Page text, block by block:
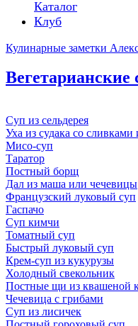
Каталог
Клуб
Кулинарные заметки
Вегетарианские
Суп из сельдерея
Уха из судака со сливками
Мисо-суп
Таратор
Постный борщ
Дал из маша или чечевицы
Французский луковый суп
Гаспачо
Суп кимчи
Томатный суп
Быстрый луковый суп
Крем-суп из кукурузы
Холодный свекольник
Постные щи из квашеной
Чечевица с грибами
Суп из лисичек